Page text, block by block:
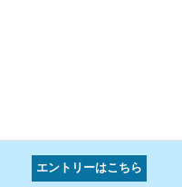
エントリーはこちら